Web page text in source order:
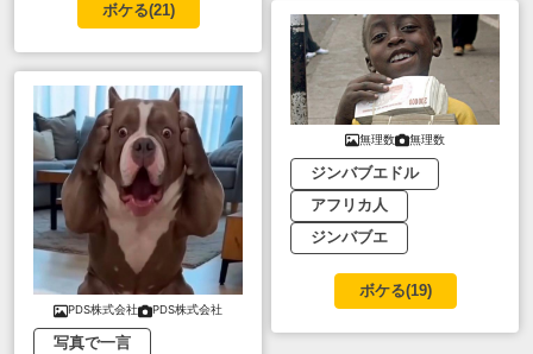
ボケる(21)
PDS株式会社 PDS株式会社
写真で一言
無理数 無理数
ジンバブエドル
アフリカ人
ジンバブエ
ボケる(19)